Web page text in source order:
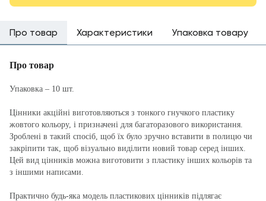
Про товар Характеристики Упаковка товару
Про товар
Упаковка – 10 шт.
Цінники акційні виготовляються з тонкого гнучкого пластику
жовтого кольору, і призначені для багаторазового використання.
Зроблені в такий спосіб, щоб їх було зручно вставити в полицю чи
закріпити так, щоб візуально виділити новий товар серед інших.
Цей вид цінників можна виготовити з пластику інших кольорів та
з іншими написами.
Практично будь-яка модель пластикових цінників підлягає